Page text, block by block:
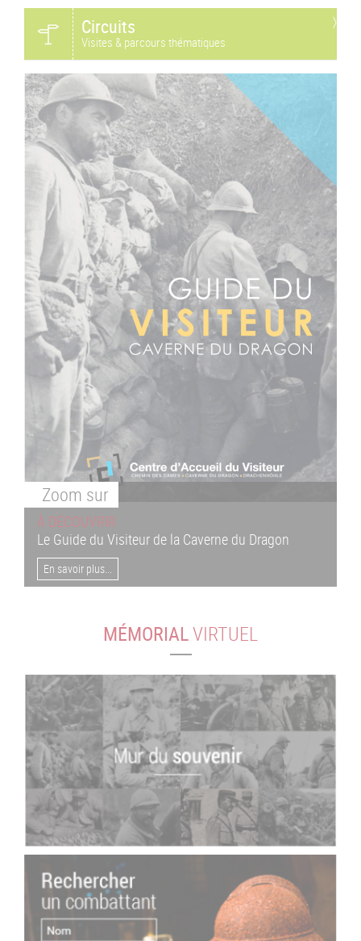
Circuits
Visites & parcours thématiques
Zoom sur
À DÉCOUVRIR
Le Guide du Visiteur de la Caverne du Dragon
En savoir plus...
MÉMORIALVIRTUEL